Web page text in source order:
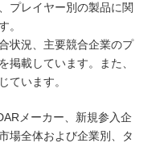
プレイヤー別の製品に関
。
状況、主要競合企業のプ
掲載しています。また、
ています。
メーカー、新規参入企
場全体および企業別、タ